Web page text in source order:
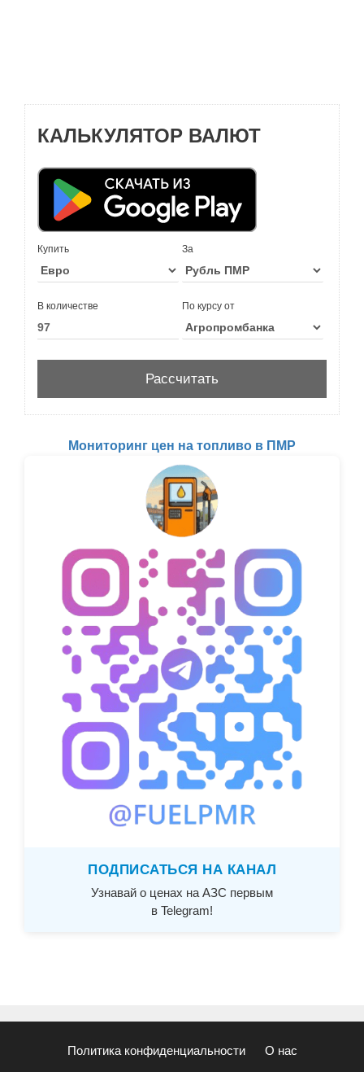
КАЛЬКУЛЯТОР ВАЛЮТ
Купить За
В количестве По курсу от
Мониторинг цен на топливо в ПМР
ПОДПИСАТЬСЯ НА КАНАЛ
Узнавай о ценах на АЗС первым
в Telegram!
Политика конфиденциальности О нас